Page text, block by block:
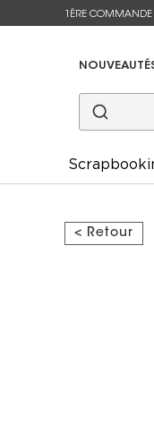
1ÈRE COMMANDE
< Retour